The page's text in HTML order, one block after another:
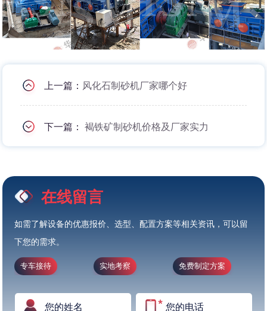
上一篇： 风化石制砂机厂家哪个好
下一篇：褐铁矿制砂机价格及厂家实力
在线留言
如需了解设备的优惠报价、选型、配置方案等相关资讯，可以留
下您的需求。
专车接待 实地考察 免费制定方案